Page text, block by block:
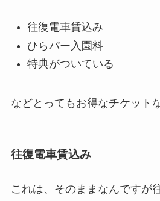
往復電車賃込み
ひらパー入園料
特典がついている
などとってもお得なチケット
往復電車賃込み
これは、そのままなんですが